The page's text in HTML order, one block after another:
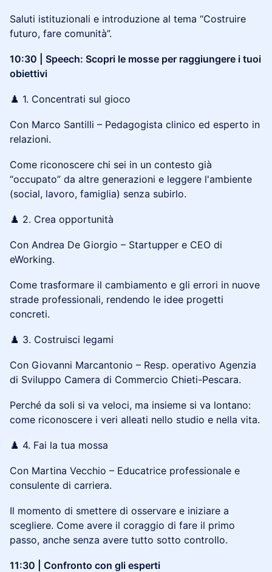
Saluti istituzionali e introduzione al tema “Costruire
futuro, fare comunità”.
10:30 | Speech: Scopri le mosse per raggiungere i tuoi
obiettivi
♟️ 1. Concentrati sul gioco
Con Marco Santilli – Pedagogista clinico ed esperto in
relazioni.
Come riconoscere chi sei in un contesto già
“occupato” da altre generazioni e leggere l'ambiente
(social, lavoro, famiglia) senza subirlo.
♟️ 2. Crea opportunità
Con Andrea De Giorgio – Startupper e CEO di
eWorking.
Come trasformare il cambiamento e gli errori in nuove
strade professionali, rendendo le idee progetti
concreti.
♟️ 3. Costruisci legami
Con Giovanni Marcantonio – Resp. operativo Agenzia
di Sviluppo Camera di Commercio Chieti-Pescara.
Perché da soli si va veloci, ma insieme si va lontano:
come riconoscere i veri alleati nello studio e nella vita.
♟️ 4. Fai la tua mossa
Con Martina Vecchio – Educatrice professionale e
consulente di carriera.
Il momento di smettere di osservare e iniziare a
scegliere. Come avere il coraggio di fare il primo
passo, anche senza avere tutto sotto controllo.
11:30 | Confronto con gli esperti